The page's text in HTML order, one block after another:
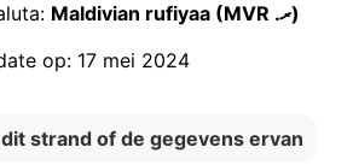
Maldivian rufiyaa (MVR .ރ)
op:17 mei 2024
strand of de gegevens ervan